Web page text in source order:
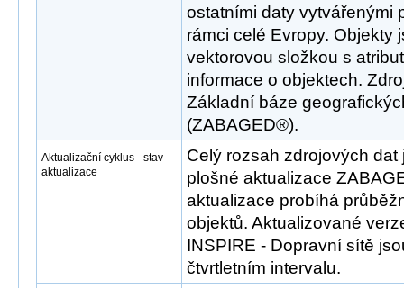
ostatními daty vytvářenými
rámci celé Evropy. Objekty
vektorovou složkou s
informace o objektech.
Základní báze
(ZABAGED®).
Aktualizační cyklus - stav
aktualizace
Celý rozsah zdrojových
plošné aktualizace
aktualizace probíhá
objektů. Aktualizované
INSPIRE - Dopravní sítě
čtvrtletním intervalu.